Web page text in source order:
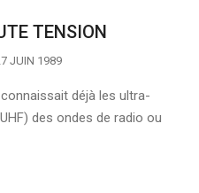
TENSION
JUIN 1989
déjà les ultra-
des ondes de radio ou